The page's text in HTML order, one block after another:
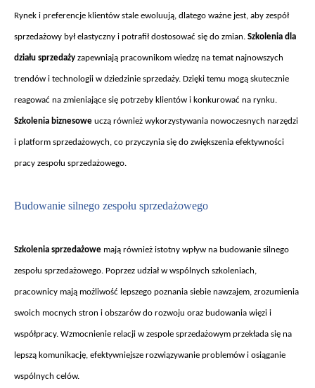
Rynek i preferencje klientów stale ewoluują, dlatego ważne jest, aby zespół
sprzedażowy był elastyczny i potrafił dostosować się do zmian. Szkolenia dla
działu sprzedaży zapewniają pracownikom wiedzę na temat najnowszych
trendów i technologii w dziedzinie sprzedaży. Dzięki temu mogą skutecznie
reagować na zmieniające się potrzeby klientów i konkurować na rynku.
Szkolenia biznesowe uczą również wykorzystywania nowoczesnych narzędzi
i platform sprzedażowych, co przyczynia się do zwiększenia efektywności
pracy zespołu sprzedażowego.
Budowanie silnego zespołu sprzedażowego
Szkolenia sprzedażowe mają również istotny wpływ na budowanie silnego
zespołu sprzedażowego. Poprzez udział w wspólnych szkoleniach,
pracownicy mają możliwość lepszego poznania siebie nawzajem, zrozumienia
swoich mocnych stron i obszarów do rozwoju oraz budowania więzi i
współpracy. Wzmocnienie relacji w zespole sprzedażowym przekłada się na
lepszą komunikację, efektywniejsze rozwiązywanie problemów i osiąganie
wspólnych celów.